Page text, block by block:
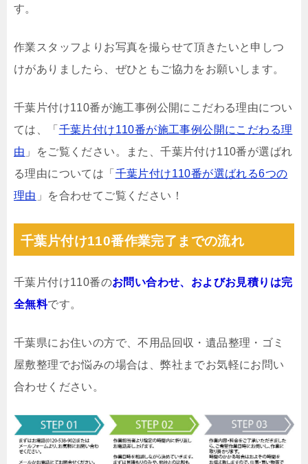
す。
作業スタッフよりお写真を撮らせて頂きたいと申しつ
けがありましたら、ぜひともご協力をお願いします。
千葉片付け110番が施工事例公開にこだわる理由につい
ては、「 千葉片付け110番が施工事例公開にこだわる理
由 」をご覧ください。また、千葉片付け110番が選ばれ
る理由については「 千葉片付け110番が選ばれる6つの
理由 」を合わせてご覧ください！
千葉片付け110番作業完了までの流れ
千葉片付け110番のお問い合わせ、およびお見積りは完
全無料です。
千葉県にお住いの方で、不用品回収・遺品整理・ゴミ
屋敷整理でお悩みの場合は、弊社までお気軽にお問い
合わせください。